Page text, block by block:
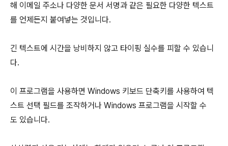
해 이메일 주소나 다양한 문서 서명과 같은 필요한 다양한 텍스트
를 언제든지 붙여넣는 것입니다.
긴 텍스트에 시간을 낭비하지 않고 타이핑 실수를 피할 수 있습니
다.
이 프로그램을 사용하면 Windows 키보드 단축키를 사용하여 텍
스트 선택 필드를 조작하거나 Windows 프로그램을 시작할 수
도 있습니다.